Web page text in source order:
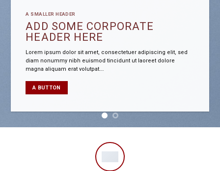
ADD SOME CORPORATE
HEADER HERE
Lorem ipsum dolor sit amet, consectetuer adipiscing elit, sed
magna aliquam erat volutpat….
A BUTTON